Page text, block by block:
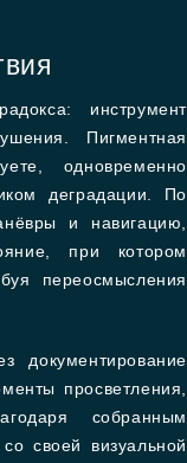
инструмент
Пигментная
одновременно
деградации. По
и навигацию,
при котором
переосмысления
документирование
просветления,
собранным
своей визуальной